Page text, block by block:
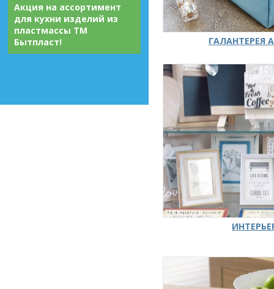
Акция на ассортимент
для кухни изделий из
пластмассы ТМ
Бытпласт!
ГАЛАНТЕРЕЯ